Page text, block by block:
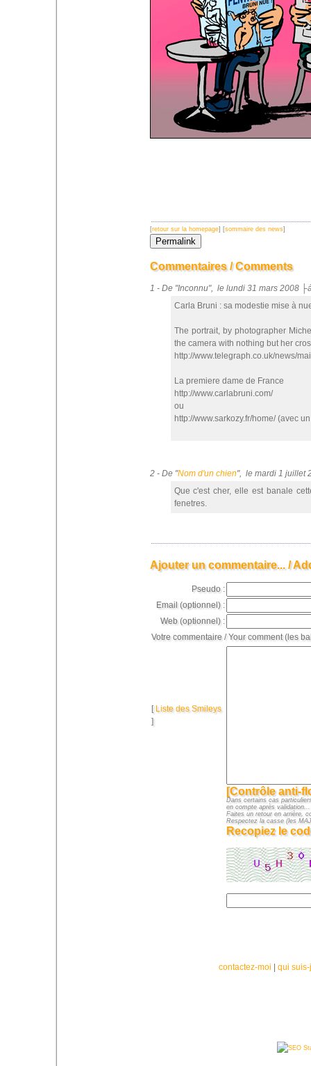
[retour sur la homepage] [sommaire des news]
Commentaires / Comments
1 - De "Inconnu", le lundi 31 mars 2008
Carla Bruni : sa modestie mise à
The portrait, by photographer
the camera with nothing but her
http://www.telegraph.co.uk/news/
La premiere dame de France
http://www.carlabruni.com/
ou
http://www.sarkozy.fr/home/ (avec
2 - De "Nom d'un chien", le mardi 1 juillet
Que c'est cher, elle est banale
fenetres.
Ajouter un commentaire... /
Pseudo :
Email (optionnel) :
Web (optionnel) :
Votre commentaire / Your comment (les
[ Liste des Smileys
]
[Contrôle anti-
Dans certains cas
en compte après
Faites un retour en arrière,
Respectez la casse (les
Recopiez le
contactez-moi qui